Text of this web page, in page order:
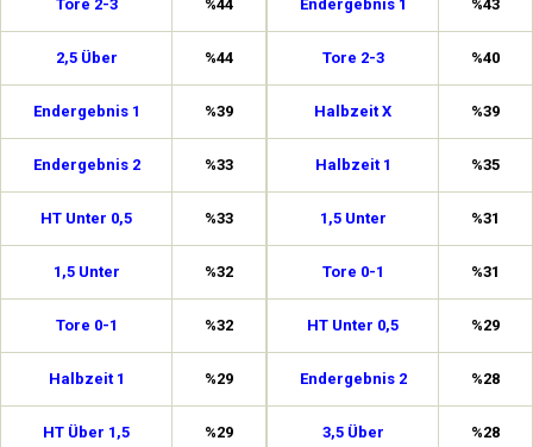
Tore 2-3 %44
2,5 Über %44
Endergebnis 1 %39
Endergebnis 2 %33
HT Unter 0,5 %33
1,5 Unter %32
Tore 0-1 %32
Halbzeit 1 %29
HT Über 1,5 %29
Endergebnis 1 %43
Tore 2-3 %40
Halbzeit X %39
Halbzeit 1 %35
1,5 Unter %31
Tore 0-1 %31
HT Unter 0,5 %29
Endergebnis 2 %28
3,5 Über %28